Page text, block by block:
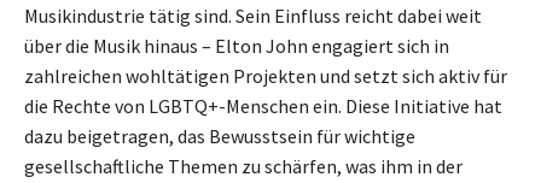
Musikindustrie tätig sind. Sein Einfluss reicht dabei weit
über die Musik hinaus – Elton John engagiert sich in
zahlreichen wohltätigen Projekten und setzt sich aktiv für
die Rechte von LGBTQ+-Menschen ein. Diese Initiative hat
dazu beigetragen, das Bewusstsein für wichtige
gesellschaftliche Themen zu schärfen, was ihm in der